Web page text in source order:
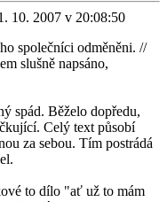
10. 2007 v 20:08:50
společníci odměněni. //
slušně napsáno,
spád. Běželo dopředu,
Celý text působí
za sebou. Tím postrádá
to dílo "ať už to mám